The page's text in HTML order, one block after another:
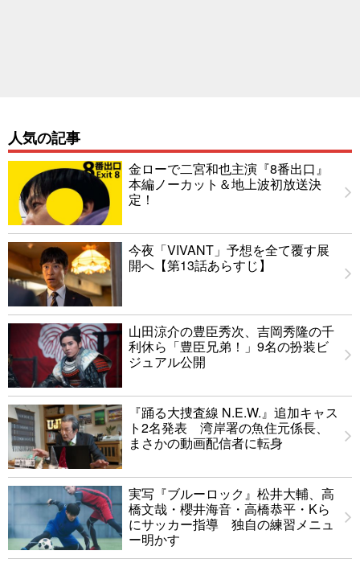
人気の記事
金ローで二宮和也主演『8番出口』
本編ノーカット＆地上波初放送決
定！
今夜「VIVANT」予想を全て覆す展
開へ【第13話あらすじ】
山田涼介の豊臣秀次、吉岡秀隆の千
利休ら「豊臣兄弟！」9名の扮装ビ
ジュアル公開
『踊る大捜査線 N.E.W.』追加キャス
ト2名発表 湾岸署の魚住元係長、
まさかの動画配信者に転身
実写『ブルーロック』松井大輔、高
橋文哉・櫻井海音・高橋恭平・Kら
にサッカー指導 独自の練習メニュ
ー明かす